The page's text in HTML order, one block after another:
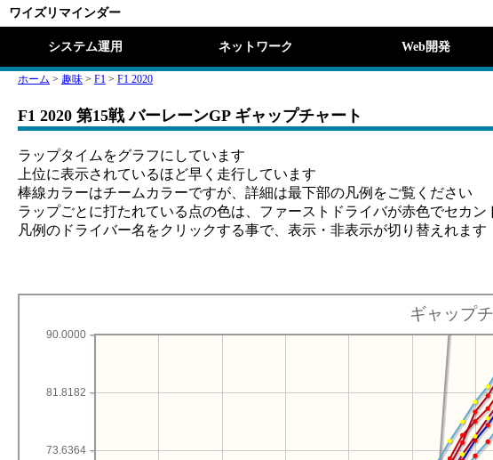
ワイズリマインダー
システム運用 ネットワーク Web開発
ホーム > 趣味 > F1 > F1 2020
F1 2020 第15戦 バーレーンGP ギャップチャート
ラップタイムをグラフにしています
上位に表示されているほど早く走行しています
棒線カラーはチームカラーですが、詳細は最下部の凡例をご覧ください
ラップごとに打たれている点の色は、ファーストドライバが赤色でセカン
凡例のドライバー名をクリックする事で、表示・非表示が切り替えれます